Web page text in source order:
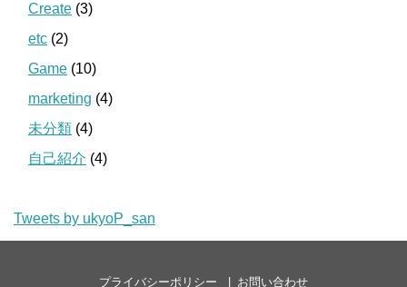
Create (3)
etc (2)
Game (10)
marketing (4)
未分類 (4)
自己紹介 (4)
Tweets by ukyoP_san
プライバシーポリシー お問い合わせ